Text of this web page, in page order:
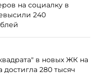
на социалку в
240
в новых ЖК на
280 тысяч